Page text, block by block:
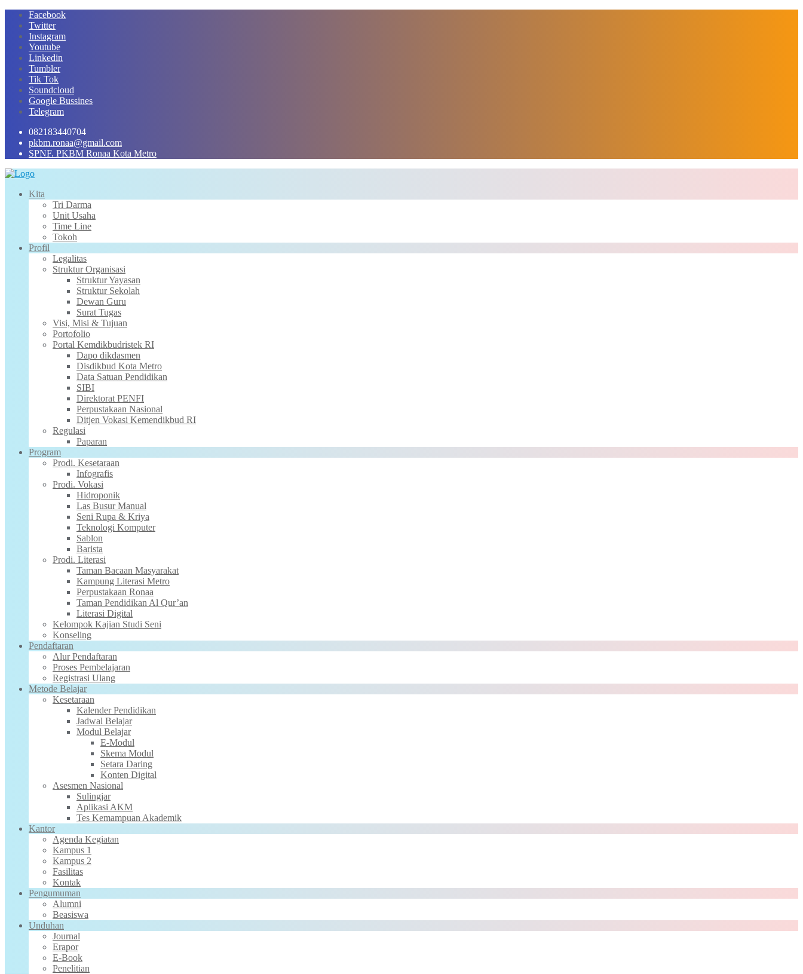
Skip
content
Facebook
Twitter
Instagram
Youtube
Linkedin
Tumbler
Tik Tok
Soundcloud
Google Bussines
Telegram
082183440704
pkbm.ronaa@gmail.com
SPNF. PKBM Ronaa Kota Metro
Kita
Tri Darma
Unit Usaha
Time Line
Tokoh
Profil
Legalitas
Struktur Organisasi
Struktur Yayasan
Struktur Sekolah
Dewan Guru
Surat Tugas
Visi, Misi & Tujuan
Portofolio
Portal Kemdikbudristek RI
Dapo dikdasmen
Disdikbud Kota Metro
Data Satuan Pendidikan
SIBI
Direktorat PENFI
Perpustakaan Nasional
Ditjen Vokasi Kemendikbud RI
Regulasi
Paparan
Program
Prodi. Kesetaraan
Infografis
Prodi. Vokasi
Hidroponik
Las Busur Manual
Seni Rupa & Kriya
Teknologi Komputer
Sablon
Barista
Prodi. Literasi
Taman Bacaan Masyarakat
Kampung Literasi Metro
Perpustakaan Ronaa
Taman Pendidikan Al Qur’an
Literasi Digital
Kelompok Kajian Studi Seni
Konseling
Pendaftaran
Alur Pendaftaran
Proses Pembelajaran
Registrasi Ulang
Metode Belajar
Kesetaraan
Kalender Pendidikan
Jadwal Belajar
Modul Belajar
E-Modul
Skema Modul
Setara Daring
Konten Digital
Asesmen Nasional
Sulingjar
Aplikasi AKM
Tes Kemampuan Akademik
Kantor
Agenda Kegiatan
Kampus 1
Kampus 2
Fasilitas
Kontak
Pengumuman
Alumni
Beasiswa
Unduhan
Journal
Erapor
E-Book
Penelitian